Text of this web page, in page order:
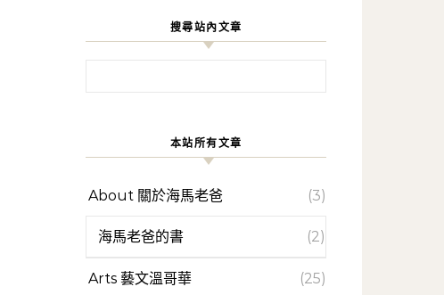
搜尋站內文章
本站所有文章
About 關於海馬老爸 (3)
海馬老爸的書 (2)
Arts 藝文溫哥華 (25)